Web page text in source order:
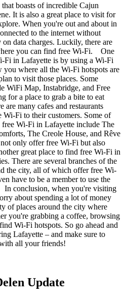
boasts of incredible Cajun
It is also a great place to visit for
When you're out and about in
to the internet without
data charges. Luckily, there are
you can find free Wi-Fi. One
Fi in Lafayette is by using a Wi-Fi
you where all the Wi-Fi hotspots are
to visit those places. Some
WiFi Map, Instabridge, and Free
a place to grab a bite to eat
are many cafes and restaurants
Fi to their customers. Some of
Wi-Fi in Lafayette include The
The Creole House, and Rêve
only offer free Wi-Fi but also
great place to find free Wi-Fi in
There are several branches of the
the city, all of which offer free Wi-
have to be a member to use the
conclusion, when you're visiting
about spending a lot of money
of places around the city where
you're grabbing a coffee, browsing
Wi-Fi hotspots. So go ahead and
Lafayette – and make sure to
all your friends!
Update